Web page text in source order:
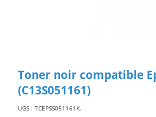
Toner noir compatible
(C13S051161)
UGS : TCEPSS051161K.